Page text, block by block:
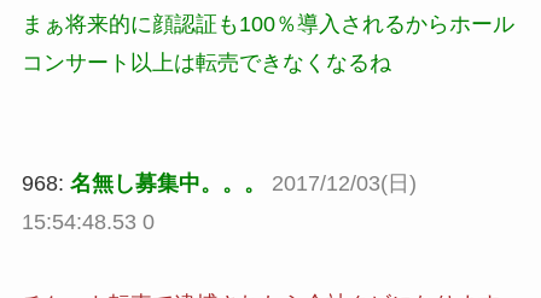
まぁ将来的に顔認証も100％導入されるからホール
コンサート以上は転売できなくなるね
968: 名無し募集中。。。
2017/12/03(日)
15:54:48.53 0